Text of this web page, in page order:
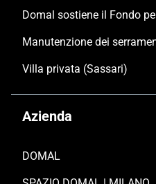
Villa privata (Sassari)
Azienda
DOMAL